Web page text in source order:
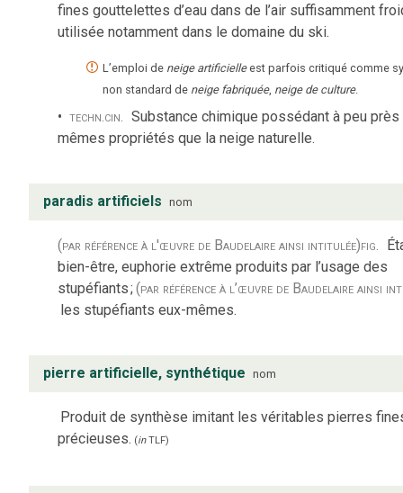
fines gouttelettes d’eau dans de l’air suffisamment
utilisée notamment dans le domaine du ski.
L’emploi de neige artificielle est parfois critiqué comme
non standard de neige fabriquée, neige de culture.
techn.cin. Substance chimique possédant à peu
mêmes propriétés que la neige naturelle.
paradis artificiels nom
(par référence à l'œuvre de Baudelaire ainsi intitulée)fig.
bien-être, euphorie extrême produits par l’usage des
stupéfiants;(par référence à l’œuvre de Baudelaire ainsi
les stupéfiants eux-mêmes.
pierre artificielle, synthétique nom
Produit de synthèse imitant les véritables pierres
précieuses. (inTLF)